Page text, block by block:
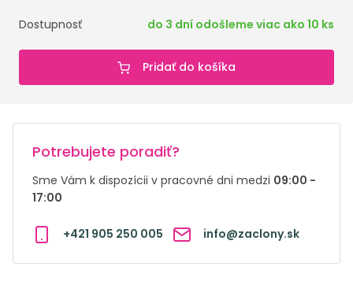
Dostupnosť do 3 dní odošleme viac ako 10 ks
Pridať do košíka
Potrebujete poradiť?
Sme Vám k dispozícii v pracovné dni medzi 09:00 -
17:00
+421 905 250 005 info@zaclony.sk